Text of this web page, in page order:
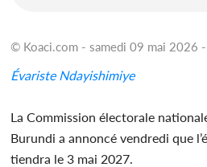
© Koaci.com - samedi 09 mai 2026
Évariste Ndayishimiye
La Commission électorale
Burundi a annoncé vendredi que
tiendra le 3 mai 2027.